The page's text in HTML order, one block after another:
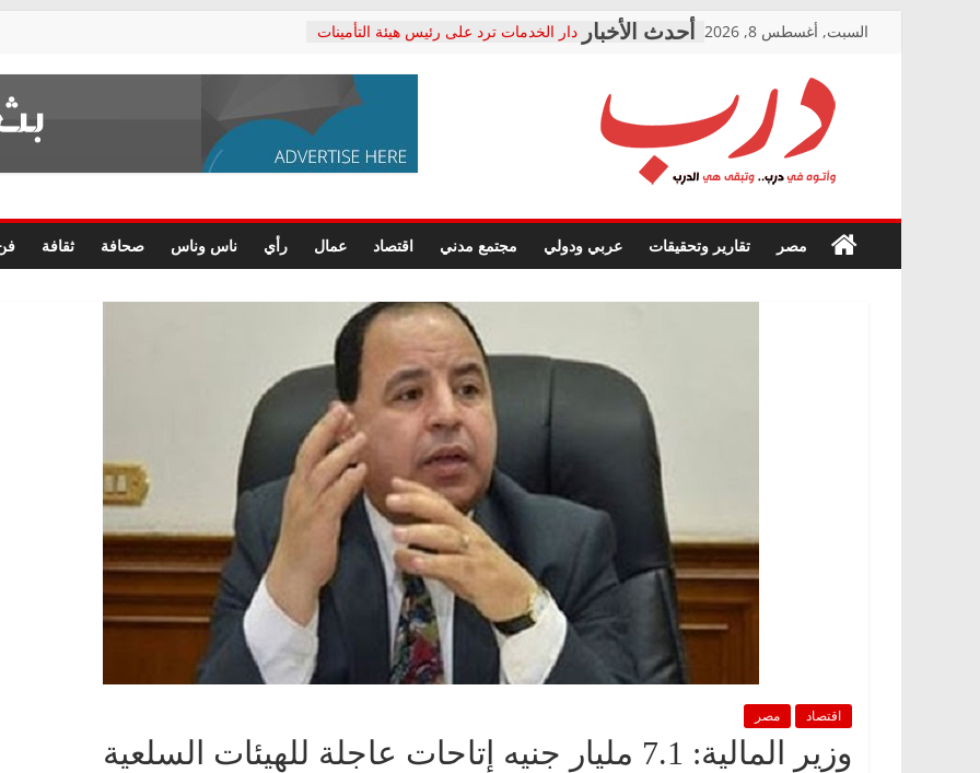
السبت, أغسطس 8, 2026
دار الخدمات ترد على رئيس هيئة التأمينات
معاناة أصحاب المعاشات.. ونطالب بكشف
فرحات سليمان يكتب: القطاع الصحي إلى
حزب التحالف الشعبي يطلق لجنة “الحق
صور .. اعتماد الرسومات النهائية للقرار
الوزاري لمدينة الصحفيين.. وانتهاء أعمال
إنشاء المبنى الإداري
متابعة قضية الدكتور محمد زهران.. ويؤكد:
قرينة البراءة وضمانات المحاكمة العادلة
حق أصيل
درب
في
درب..
مصر تقارير وتحقيقات عربي ودولي مجتمع مدني اقتصاد عمال رأي ناس وناس صحافة ثقافة
اقتصاد مصر
وزير المالية: 7.1 مليار جنيه إتاحات عاجلة للهيئات السلعية